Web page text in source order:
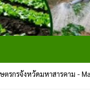
หาสารคาม - Maha